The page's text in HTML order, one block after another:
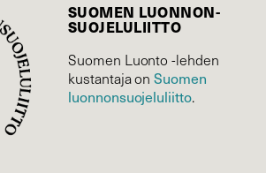
SUOMEN LUONNON­
SUOJELU­LIITTO
Suomen Luonto -lehden
kustantaja onSuomen
luonnonsuojelu­liitto.